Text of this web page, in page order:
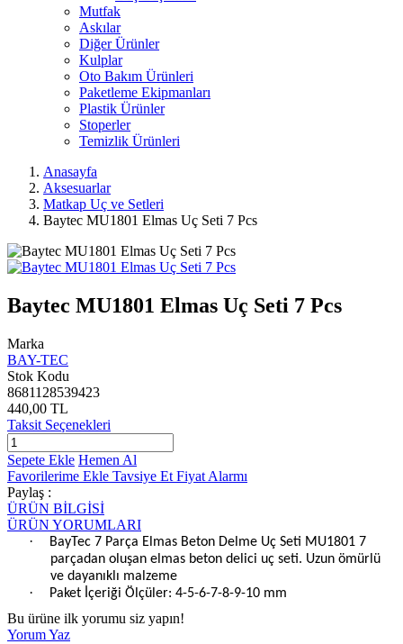
Mutfak
Askılar
Diğer Ürünler
Kulplar
Oto Bakım Ürünleri
Paketleme Ekipmanları
Plastik Ürünler
Stoperler
Temizlik Ürünleri
Anasayfa
Aksesuarlar
Matkap Uç ve Setleri
Baytec MU1801 Elmas Uç Seti 7 Pcs
Baytec MU1801 Elmas Uç Seti 7 Pcs
Marka
BAY-TEC
Stok Kodu
8681128539423
440,00 TL
Taksit Seçenekleri
Sepete Ekle Hemen Al
Favorilerime Ekle Tavsiye Et Fiyat Alarmı
Paylaş :
ÜRÜN BİLGİSİ
ÜRÜN YORUMLARI
·
BayTec 7 Parça Elmas Beton Delme Uç Seti MU1801 7
parçadan oluşan elmas beton delici uç seti. Uzun ömürlü
ve dayanıklı malzeme
· Paket İçeriği Ölçüler: 4-5-6-7-8-9-10 mm
Bu ürüne ilk yorumu siz yapın!
Yorum Yaz